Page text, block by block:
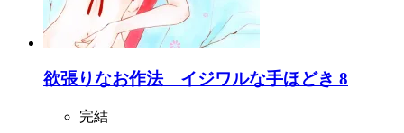
欲張りなお作法 イジワルな手ほどき 8
完結